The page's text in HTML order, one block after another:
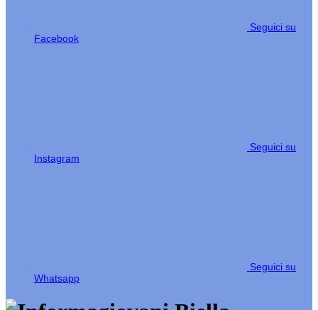
Seguici su
Facebook
Seguici su
Instagram
Seguici su
Whatsapp